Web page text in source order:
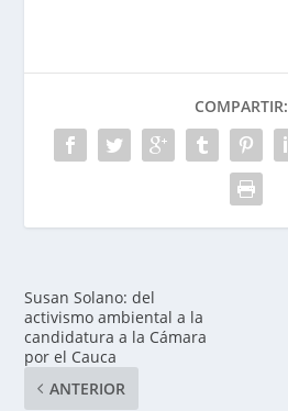
COMPARTIR:
Susan Solano: del
activismo ambiental a la
candidatura a la Cámara
por el Cauca
ANTERIOR